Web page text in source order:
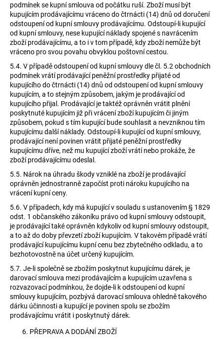
podmínek se kupní smlouva od počátku ruší. Zboží musí být
kupujícím prodávajícímu vráceno do čtrnácti (14) dnů od doručení
odstoupení od kupní smlouvy prodávajícímu. Odstoupí-li kupující
od kupní smlouvy, nese kupující náklady spojené s navrácením
zboží prodávajícímu, a to i v tom případě, kdy zboží nemůže být
vráceno pro svou povahu obvyklou poštovní cestou.
5.4. V případě odstoupení od kupní smlouvy dle čl. 5.2 obchodních
podmínek vrátí prodávající peněžní prostředky přijaté od
kupujícího do čtrnácti (14) dnů od odstoupení od kupní smlouvy
kupujícím, a to stejným způsobem, jakým je prodávající od
kupujícího přijal. Prodávající je taktéž oprávněn vrátit plnění
poskytnuté kupujícím již při vrácení zboží kupujícím či jiným
způsobem, pokud s tím kupující bude souhlasit a nevzniknou tím
kupujícímu další náklady. Odstoupí-li kupující od kupní smlouvy,
prodávající není povinen vrátit přijaté peněžní prostředky
kupujícímu dříve, než mu kupující zboží vrátí nebo prokáže, že
zboží prodávajícímu odeslal.
5.5. Nárok na úhradu škody vzniklé na zboží je prodávající
oprávněn jednostranně započíst proti nároku kupujícího na
vrácení kupní ceny.
5.6. V případech, kdy má kupující v souladu s ustanovením § 1829
odst. 1 občanského zákoníku právo od kupní smlouvy odstoupit,
je prodávající také oprávněn kdykoliv od kupní smlouvy odstoupit,
a to až do doby převzetí zboží kupujícím. V takovém případě vrátí
prodávající kupujícímu kupní cenu bez zbytečného odkladu, a to
bezhotovostně na účet určený kupujícím.
5.7. Je-li společně se zbožím poskytnut kupujícímu dárek, je
darovací smlouva mezi prodávajícím a kupujícím uzavřena s
rozvazovací podmínkou, že dojde-li k odstoupení od kupní
smlouvy kupujícím, pozbývá darovací smlouva ohledně takového
dárku účinnosti a kupující je povinen spolu se zbožím
prodávajícímu vrátit i poskytnutý dárek.
PŘEPRAVA A DODÁNÍ ZBOŽÍ